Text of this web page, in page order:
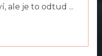
ale je to odtud ...